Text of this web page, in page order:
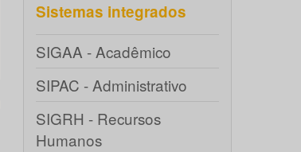
Sistemas integrados
SIGAA - Acadêmico
SIPAC - Administrativo
SIGRH - Recursos
Humanos